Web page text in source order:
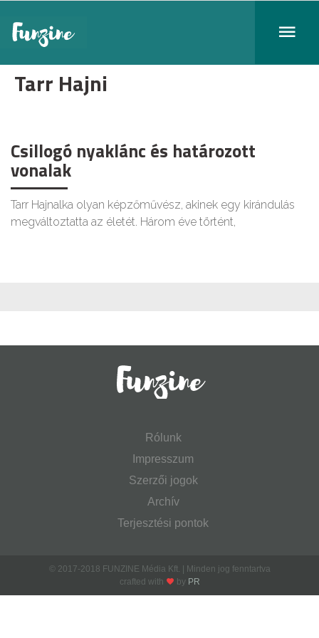
Tarr Hajni
Csillogó nyaklánc és határozott
vonalak
Tarr Hajnalka olyan képzőművész, akinek egy kirándulás
megváltoztatta az életét. Három éve történt,
Rólunk
Impresszum
Szerzői jogok
Archív
Terjesztési pontok
© 2017-2018 FUNZINE Média Kft. | Minden jog fenntartva
crafted with
by PR